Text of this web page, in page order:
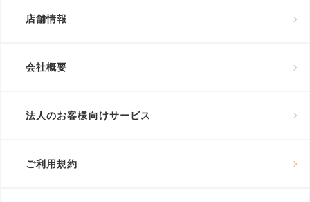
店舗情報
会社概要
法人のお客様向けサービス
ご利用規約